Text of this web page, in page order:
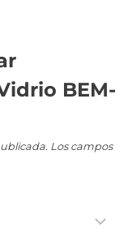
BEM-
Los campos